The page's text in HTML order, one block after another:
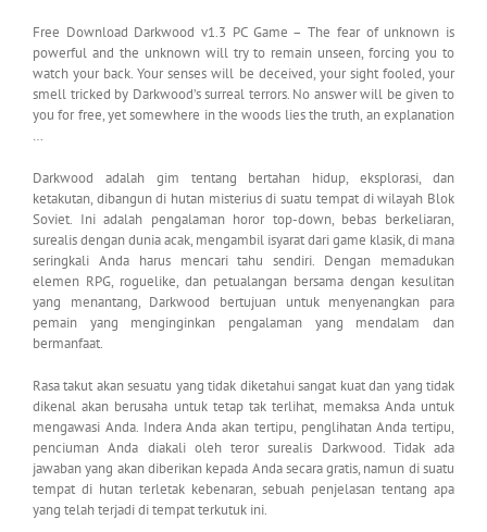
Free Download Darkwood v1.3 PC Game – The fear of unknown is
powerful and the unknown will try to remain unseen, forcing you to
watch your back. Your senses will be deceived, your sight fooled, your
smell tricked by Darkwood’s surreal terrors. No answer will be given to
you for free, yet somewhere in the woods lies the truth, an explanation
…
Darkwood adalah gim tentang bertahan hidup, eksplorasi, dan
ketakutan, dibangun di hutan misterius di suatu tempat di wilayah Blok
Soviet. Ini adalah pengalaman horor top-down, bebas berkeliaran,
surealis dengan dunia acak, mengambil isyarat dari game klasik, di mana
seringkali Anda harus mencari tahu sendiri. Dengan memadukan
elemen RPG, roguelike, dan petualangan bersama dengan kesulitan
yang menantang, Darkwood bertujuan untuk menyenangkan para
pemain yang menginginkan pengalaman yang mendalam dan
bermanfaat.
Rasa takut akan sesuatu yang tidak diketahui sangat kuat dan yang tidak
dikenal akan berusaha untuk tetap tak terlihat, memaksa Anda untuk
mengawasi Anda. Indera Anda akan tertipu, penglihatan Anda tertipu,
penciuman Anda diakali oleh teror surealis Darkwood. Tidak ada
jawaban yang akan diberikan kepada Anda secara gratis, namun di suatu
tempat di hutan terletak kebenaran, sebuah penjelasan tentang apa
yang telah terjadi di tempat terkutuk ini.